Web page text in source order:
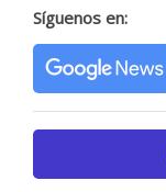
Síguenos en: